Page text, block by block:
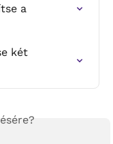
a
két